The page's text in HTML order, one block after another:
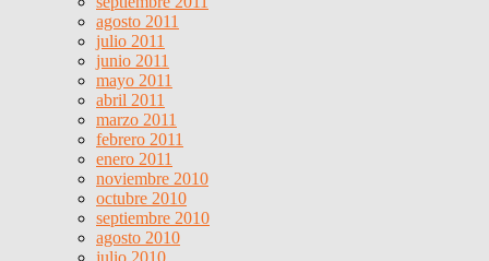
agosto 2011
julio 2011
junio 2011
mayo 2011
abril 2011
marzo 2011
febrero 2011
enero 2011
noviembre 2010
octubre 2010
septiembre 2010
agosto 2010
julio 2010